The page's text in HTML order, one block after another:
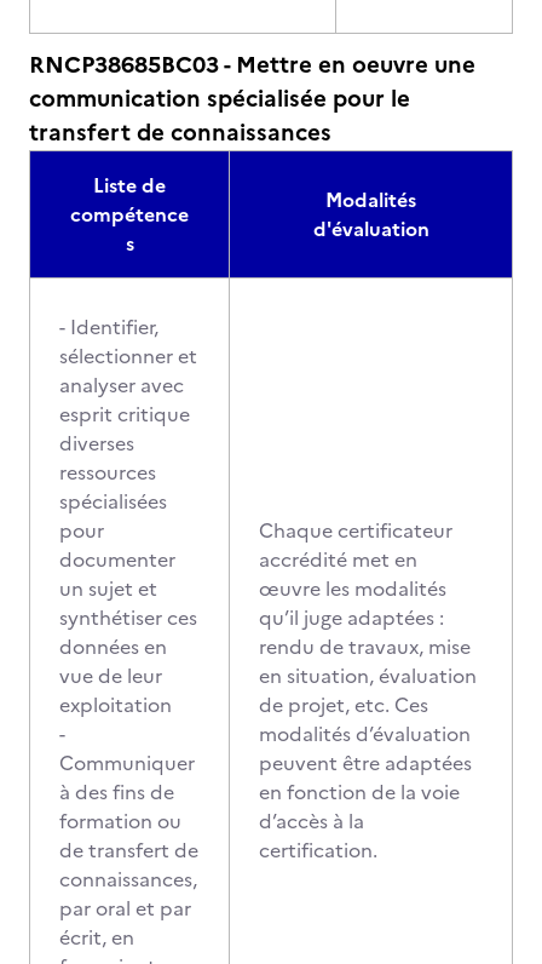
RNCP38685BC03 - Mettre en oeuvre une
communication spécialisée pour le
transfert de connaissances
Liste de
compétence
s
Modalités
d'évaluation
- Identifier,
sélectionner et
analyser avec
esprit critique
diverses
ressources
spécialisées
pour
documenter
un sujet et
synthétiser ces
données en
vue de leur
exploitation
-
Communiquer
à des fins de
formation ou
de transfert de
connaissances,
par oral et par
écrit, en
Chaque certificateur
accrédité met en
œuvre les modalités
qu’il juge adaptées :
rendu de travaux, mise
en situation, évaluation
de projet, etc. Ces
modalités d’évaluation
peuvent être adaptées
en fonction de la voie
d’accès à la
certification.